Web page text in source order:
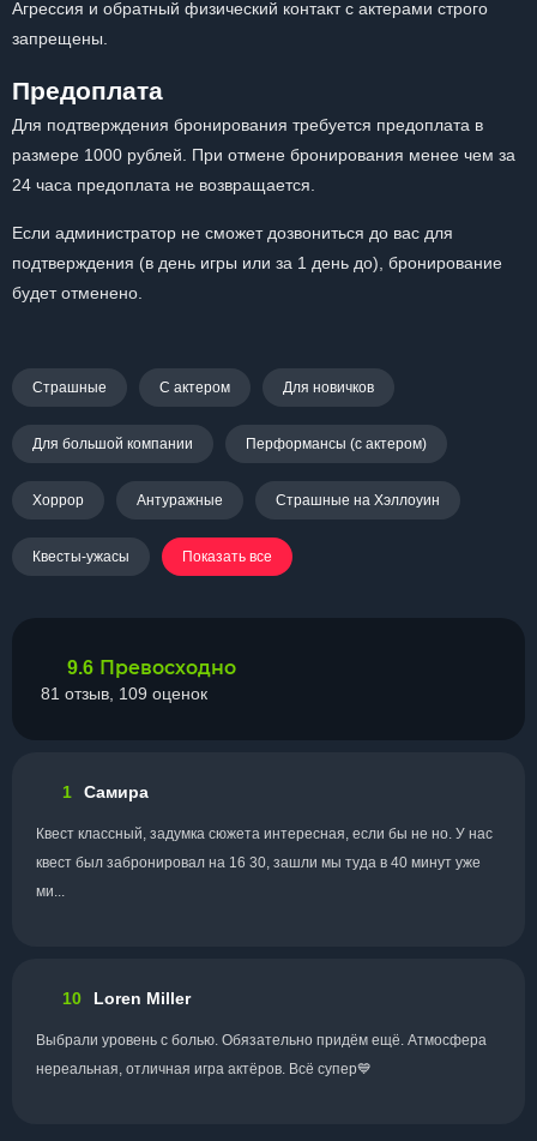
Агрессия и обратный физический контакт с актерами строго
запрещены.
Предоплата
Для подтверждения бронирования требуется предоплата в
размере 1000 рублей. При отмене бронирования менее чем за
24 часа предоплата не возвращается.
Если администратор не сможет дозвониться до вас для
подтверждения (в день игры или за 1 день до), бронирование
будет отменено.
Страшные С актером Для новичков
Для большой компании Перформансы (с актером)
Хоррор Антуражные Страшные на Хэллоуин
Квесты-ужасы Показать все
9.6 Превосходно
81 отзыв, 109 оценок
1 Самира
Квест классный, задумка сюжета интересная, если бы не но. У нас
квест был забронировал на 16 30, зашли мы туда в 40 минут уже
ми...
10 Loren Miller
Выбрали уровень с болью. Обязательно придём ещё. Атмосфера
нереальная, отличная игра актёров. Всё супер💙